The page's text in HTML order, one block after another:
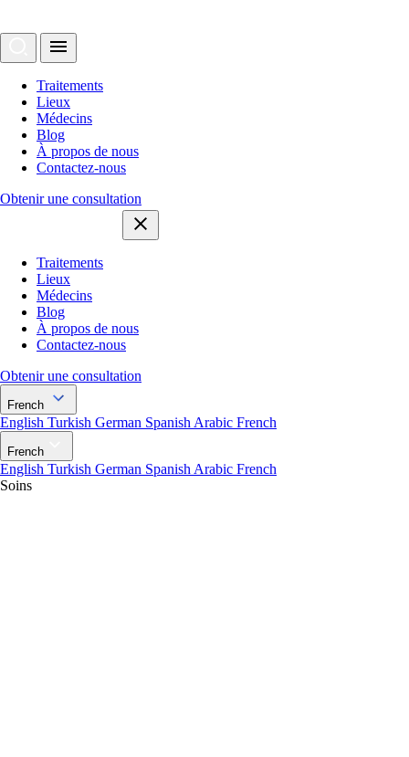
Traitements
Lieux
Médecins
Blog
À propos de nous
Contactez-nous
Obtenir une consultation
Traitements
Lieux
Médecins
Blog
À propos de nous
Contactez-nous
Obtenir une consultation
French
English Turkish German Spanish Arabic French
French
English Turkish German Spanish Arabic French
Soins